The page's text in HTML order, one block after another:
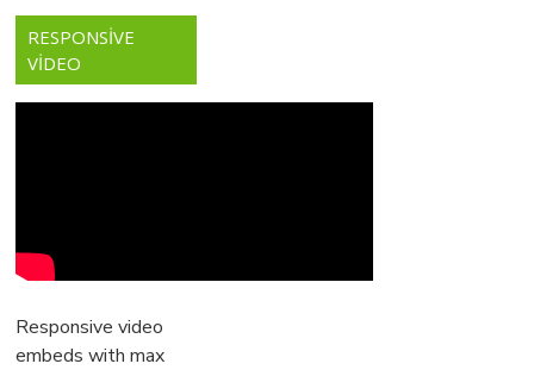
RESPONSIVE
VIDEO
Responsive video
embeds with max